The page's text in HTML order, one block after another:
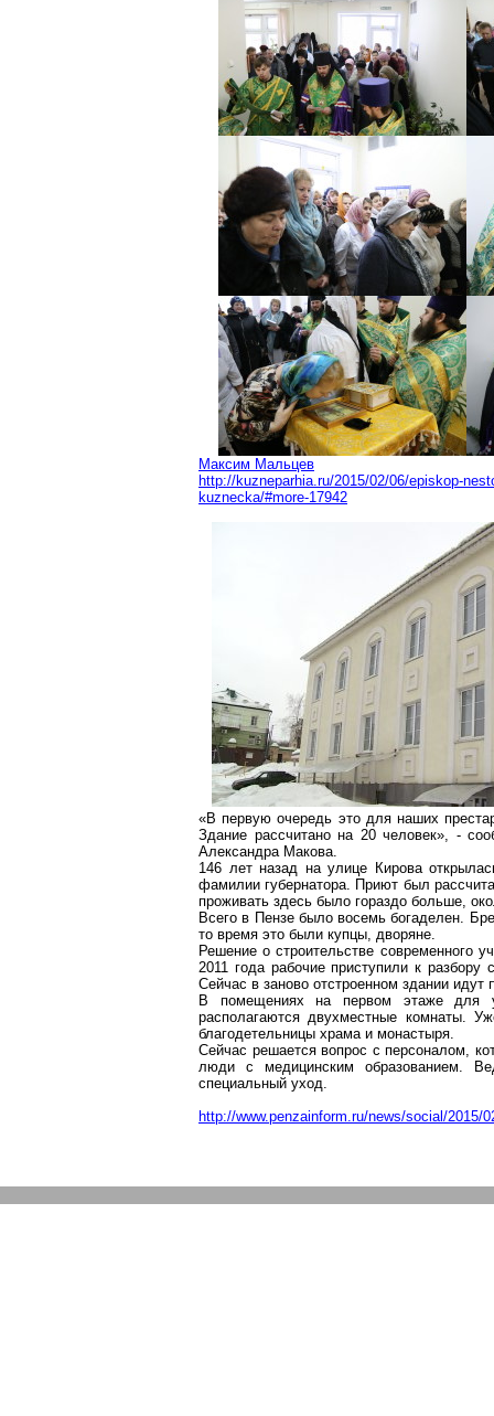
Максим Мальцев
http://kuzneparhia.ru/2015/02/06/episkop-
kuznecka/#more-17942
«В первую очередь это для наших
Здание рассчитано на 20 человек», -
Александра Макова.
146 лет назад на улице Кирова
фамилии губернатора. Приют был
проживать здесь было гораздо больше,
Всего в Пензе было восемь богаделен.
то время это были купцы, дворяне.
Решение о строительстве современного
2011 года рабочие приступили к
Сейчас в заново отстроенном здании
В помещениях на первом этаже для
располагаются двухместные комнаты.
благодетельницы храма и монастыря.
Сейчас решается вопрос с персоналом,
люди с медицинским образованием.
специальный уход.
http://www.penzainform.ru/news/social/2015/